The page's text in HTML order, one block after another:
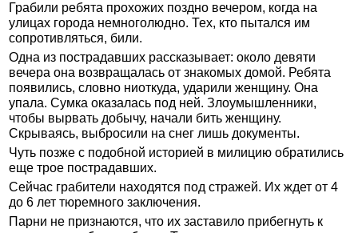
Грабили ребята прохожих поздно вечером, когда на
улицах города немноголюдно. Тех, кто пытался им
сопротивляться, били.
Одна из пострадавших рассказывает: около девяти
вечера она возвращалась от знакомых домой. Ребята
появились, словно ниоткуда, ударили женщину. Она
упала. Сумка оказалась под ней. Злоумышленники,
чтобы вырвать добычу, начали бить женщину.
Скрываясь, выбросили на снег лишь документы.
Чуть позже с подобной историей в милицию обратились
еще трое пострадавших.
Сейчас грабители находятся под стражей. Их ждет от 4
до 6 лет тюремного заключения.
Парни не признаются, что их заставило прибегнуть к